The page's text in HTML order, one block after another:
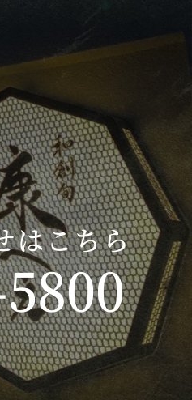
はこちら